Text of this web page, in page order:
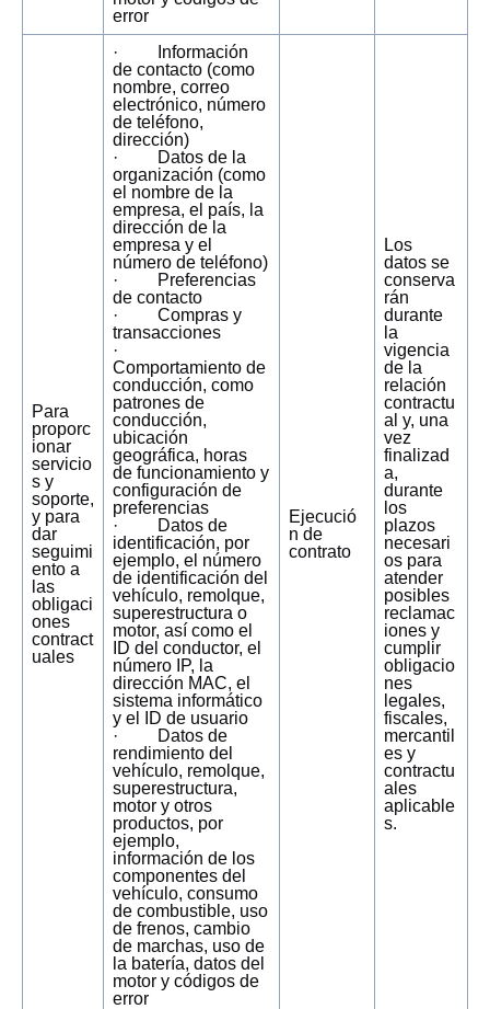
error
Para
proporc
ionar
servicio
s y
soporte,
y para
dar
seguimi
ento a
las
obligaci
ones
contract
uales
· Información
de contacto (como
nombre, correo
electrónico, número
de teléfono,
dirección)
· Datos de la
organización (como
el nombre de la
empresa, el país, la
dirección de la
empresa y el
número de teléfono)
· Preferencias
de contacto
· Compras y
transacciones
·
Comportamiento de
conducción, como
patrones de
conducción,
ubicación
geográfica, horas
de funcionamiento y
configuración de
preferencias
· Datos de
identificación, por
ejemplo, el número
de identificación del
vehículo, remolque,
superestructura o
motor, así como el
ID del conductor, el
número IP, la
dirección MAC, el
sistema informático
y el ID de usuario
· Datos de
rendimiento del
vehículo, remolque,
superestructura,
motor y otros
productos, por
ejemplo,
información de los
componentes del
vehículo, consumo
de combustible, uso
de frenos, cambio
de marchas, uso de
la batería, datos del
motor y códigos de
error
Ejecució
n de
contrato
Los
datos se
conserva
rán
durante
la
vigencia
de la
relación
contractu
al y, una
vez
finalizad
a,
durante
los
plazos
necesari
os para
atender
posibles
reclamac
iones y
cumplir
obligacio
nes
legales,
fiscales,
mercantil
es y
contractu
ales
aplicable
s.